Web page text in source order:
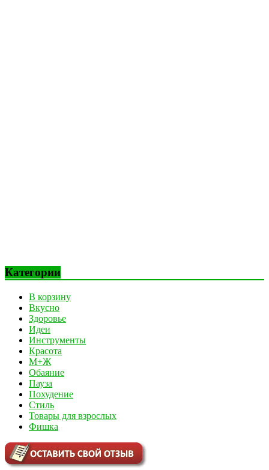
Категории
В корзину
Вкусно
Здоровье
Идеи
Инструменты
Красота
М+Ж
Обаяние
Пауза
Похудение
Стиль
Товары для взрослых
Фишка